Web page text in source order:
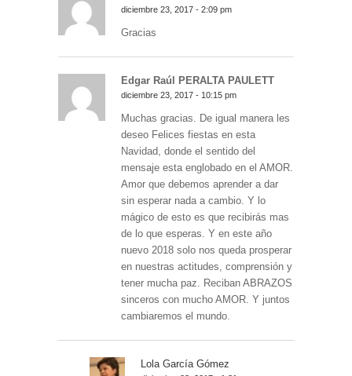
diciembre 23, 2017 - 2:09 pm
Gracias
Edgar Raúl PERALTA PAULETT
diciembre 23, 2017 - 10:15 pm
Muchas gracias. De igual manera les
deseo Felices fiestas en esta
Navidad, donde el sentido del
mensaje esta englobado en el AMOR.
Amor que debemos aprender a dar
sin esperar nada a cambio. Y lo
mágico de esto es que recibirás mas
de lo que esperas. Y en este año
nuevo 2018 solo nos queda prosperar
en nuestras actitudes, comprensión y
tener mucha paz. Reciban ABRAZOS
sinceros con mucho AMOR. Y juntos
cambiaremos el mundo.
Lola García Gómez